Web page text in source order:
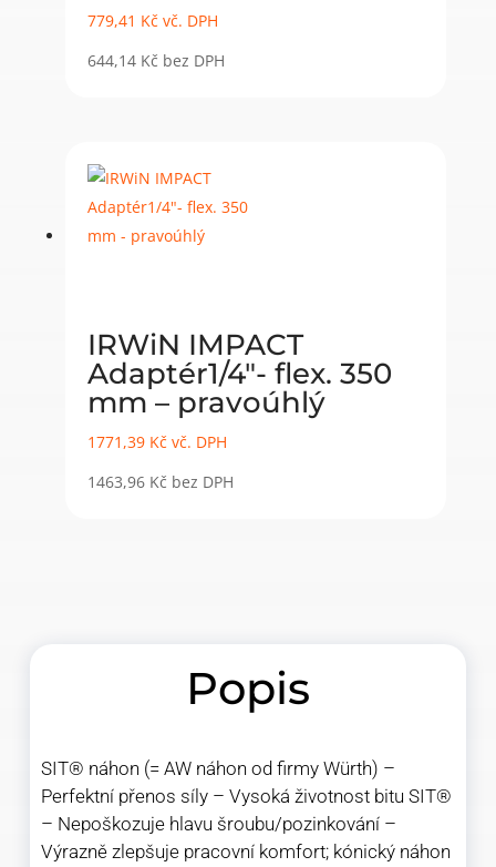
779,41 Kč vč. DPH
644,14 Kč bez DPH
IRWiN IMPACT
Adaptér1/4″- flex. 350
mm – pravoúhlý
1771,39 Kč vč. DPH
1463,96 Kč bez DPH
Popis
SIT® náhon (= AW náhon od firmy Würth) –
Perfektní přenos síly – Vysoká životnost bitu SIT®
– Nepoškozuje hlavu šroubu/pozinkování –
Výrazně zlepšuje pracovní komfort; kónický náhon